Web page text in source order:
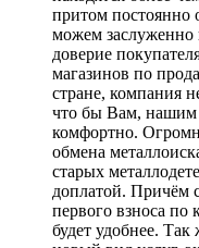
притом постоянно
можем заслуженно
доверие
магазинов по
стране, компания
что бы Вам, нашим
комфортно.
обмена
старых
доплатой. Причём
первого взноса по
будет удобнее.